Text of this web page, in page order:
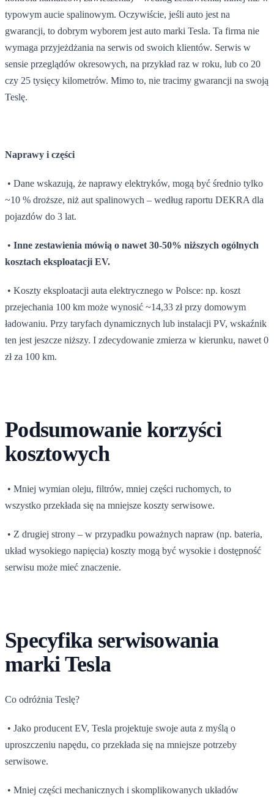
typowym aucie spalinowym. Oczywiście, jeśli auto jest na
gwarancji, to dobrym wyborem jest auto marki Tesla. Ta firma nie
wymaga przyjeżdżania na serwis od swoich klientów. Serwis w
sensie przeglądów okresowych, na przykład raz w roku, lub co 20
czy 25 tysięcy kilometrów. Mimo to, nie tracimy gwarancji na swoją
Teslę.
Naprawy i części
• Dane wskazują, że naprawy elektryków, mogą być średnio tylko
~10 % droższe, niż aut spalinowych – według raportu DEKRA dla
pojazdów do 3 lat.
• Inne zestawienia mówią o nawet 30-50% niższych ogólnych
kosztach eksploatacji EV.
• Koszty eksploatacji auta elektrycznego w Polsce: np. koszt
przejechania 100 km może wynosić ~14,33 zł przy domowym
ładowaniu. Przy taryfach dynamicznych lub instalacji PV, wskaźnik
ten jest jeszcze niższy. I zdecydowanie zmierza w kierunku, nawet 0
zł za 100 km.
Podsumowanie korzyści
kosztowych
• Mniej wymian oleju, filtrów, mniej części ruchomych, to
wszystko przekłada się na mniejsze koszty serwisowe.
• Z drugiej strony – w przypadku poważnych napraw (np. bateria,
układ wysokiego napięcia) koszty mogą być wysokie i dostępność
serwisu może mieć znaczenie.
Specyfika serwisowania
marki Tesla
Co odróżnia Teslę?
• Jako producent EV, Tesla projektuje swoje auta z myślą o
uproszczeniu napędu, co przekłada się na mniejsze potrzeby
serwisowe.
• Mniej części mechanicznych i skomplikowanych układów